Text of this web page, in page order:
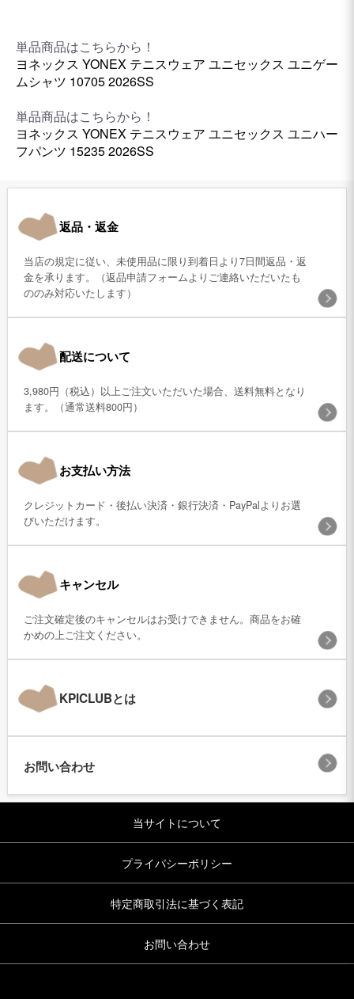
単品商品はこちらから！
ヨネックス YONEX テニスウェア ユニセックス ユニゲー
ムシャツ 10705 2026SS
単品商品はこちらから！
ヨネックス YONEX テニスウェア ユニセックス ユニハー
フパンツ 15235 2026SS
返品・返金
当店の規定に従い、未使用品に限り到着日より7日間返品・返
金を承ります。（返品申請フォームよりご連絡いただいたも
ののみ対応いたします）
配送について
3,980円（税込）以上ご注文いただいた場合、送料無料となり
ます。（通常送料800円）
お支払い方法
クレジットカード・後払い決済・銀行決済・PayPalよりお選
びいただけます。
キャンセル
ご注文確定後のキャンセルはお受けできません。商品をお確
かめの上ご注文ください。
KPICLUBとは
お問い合わせ
当サイトについて
プライバシーポリシー
特定商取引法に基づく表記
お問い合わせ